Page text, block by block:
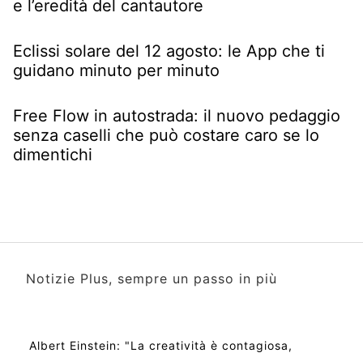
e l’eredità del cantautore
Eclissi solare del 12 agosto: le App che ti
guidano minuto per minuto
Free Flow in autostrada: il nuovo pedaggio
senza caselli che può costare caro se lo
dimentichi
Notizie Plus, sempre un passo in più
Albert Einstein: "La creatività è contagiosa,